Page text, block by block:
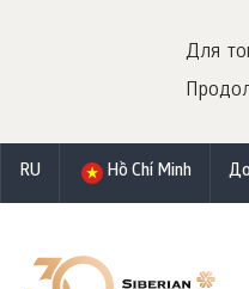
Для
RU Hồ Chí Minh